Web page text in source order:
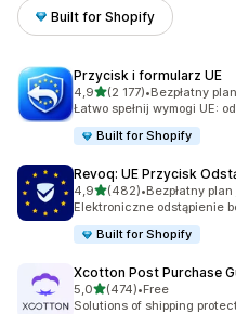
Built for Shopify
Przycisk i formularz UE
4,9na 5 gwiazdek
(2 177)
Łączna liczba recenzji: 2177
•Bezpłatny
Łatwo spełnij wymogi UE:
Built for Shopify
Revoq: UE Przycisk
4,9na 5 gwiazdek
(482)
Łączna liczba recenzji: 482
•Bezpłatny
Elektroniczne odstąpienie
Built for Shopify
Xcotton Post Purchase
5,0na 5 gwiazdek
(474)
Łączna liczba recenzji: 474
•Free
Solutions of shipping